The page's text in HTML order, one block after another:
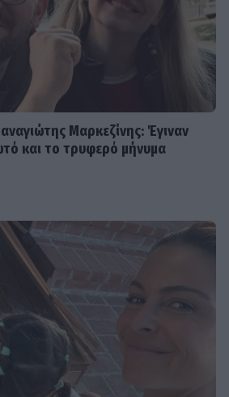
Μαρκεζίνης: Έγιναν
και το τρυφερό μήνυμα